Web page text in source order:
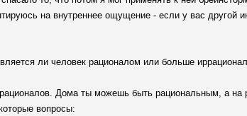
на внутреннее ощущение - если у вас другой
ли человек рационалом или больше
Дома ты можешь быть рациональным, а на
вопросы: